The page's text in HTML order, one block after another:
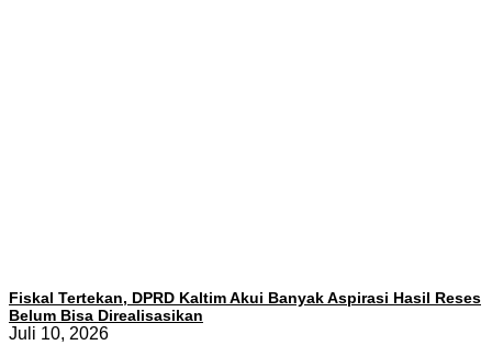
Fiskal Tertekan, DPRD Kaltim Akui Banyak Aspirasi Hasil Reses
Belum Bisa Direalisasikan
Juli 10, 2026